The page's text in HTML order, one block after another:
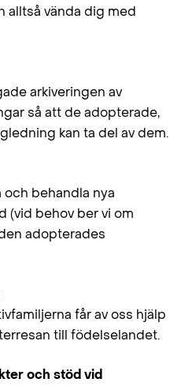
alltså vända dig med
arkiveringen av
så att de adopterade,
kan ta del av dem.
behandla nya
(vid behov ber vi om
adopterades
får av oss hjälp
till födelselandet.
och stöd vid